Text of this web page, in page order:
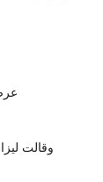
✅
وقالت